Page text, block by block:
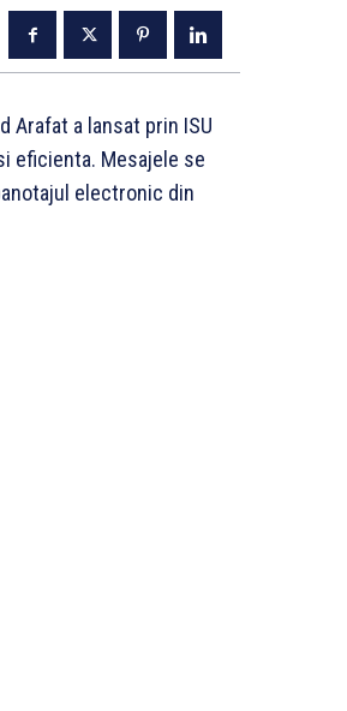
Arafat a lansat prin ISU
eficienta. Mesajele se
electronic din